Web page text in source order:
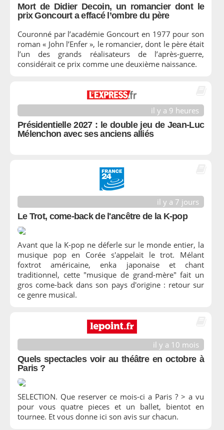
Mort de Didier Decoin, un romancier dont le
prix Goncourt a effacé l’ombre du père
Couronné par l’académie Goncourt en 1977 pour son
roman « John l’Enfer », le romancier, dont le père était
l’un des grands réalisateurs de l’après-guerre,
considérait ce prix comme une deuxième naissance.
il y a 9 heures
Présidentielle 2027 : le double jeu de Jean-Luc
Mélenchon avec ses anciens alliés
il y a 7 jours
Le Trot, come-back de l'ancêtre de la K-pop
Avant que la K-pop ne déferle sur le monde entier, la
musique pop en Corée s'appelait le trot. Mélant
foxtrot américaine, enka japonaise et chant
traditionnel, cette "musique de grand-mère" fait un
gros come-back dans son pays d'origine : retour sur
ce genre musical.
il y a 10 mois
Quels spectacles voir au théâtre en octobre à
Paris ?
SELECTION. Que reserver ce mois-ci a Paris ? > a vu
pour vous quatre pieces et un ballet, bientot en
tournee. Et vous donne ici son avis sur chacun.